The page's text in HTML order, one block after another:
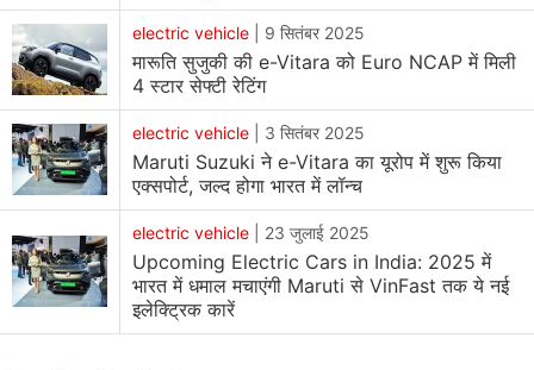
electric vehicle 9 सितंबर 2025
मारूति सुजुकी की e-Vitara को Euro NCAP में मिली
4 स्टार सेफ्टी रेटिंग
electric vehicle 3 सितंबर 2025
Maruti Suzuki ने e-Vitara का यूरोप में शुरू किया
एक्सपोर्ट, जल्द होगा भारत में लॉन्च
electric vehicle 23 जुलाई 2025
Upcoming Electric Cars in India: 2025 में
भारत में धमाल मचाएंगी Maruti से VinFast तक ये नई
इलेक्ट्रिक कारें